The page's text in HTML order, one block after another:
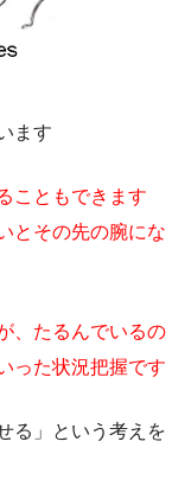
ます
こともできます
とその先の腕にな
、たるんでいるの
った状況把握です
る」という考えを